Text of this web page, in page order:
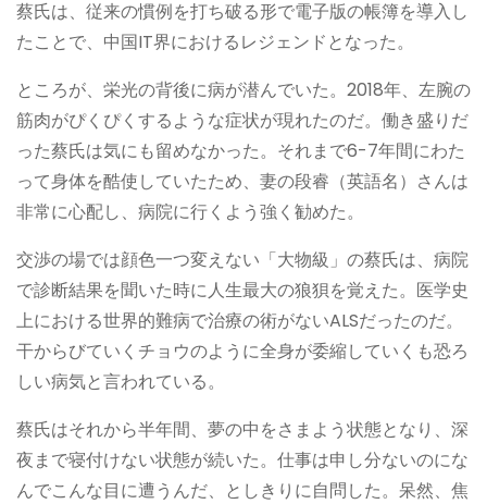
蔡氏は、従来の慣例を打ち破る形で電子版の帳簿を導入し
たことで、中国IT界におけるレジェンドとなった。
ところが、栄光の背後に病が潜んでいた。2018年、左腕の
筋肉がぴくぴくするような症状が現れたのだ。働き盛りだ
った蔡氏は気にも留めなかった。それまで6-7年間にわた
って身体を酷使していたため、妻の段睿（英語名）さんは
非常に心配し、病院に行くよう強く勧めた。
交渉の場では顔色一つ変えない「大物級」の蔡氏は、病院
で診断結果を聞いた時に人生最大の狼狽を覚えた。医学史
上における世界的難病で治療の術がないALSだったのだ。
干からびていくチョウのように全身が委縮していくも恐ろ
しい病気と言われている。
蔡氏はそれから半年間、夢の中をさまよう状態となり、深
夜まで寝付けない状態が続いた。仕事は申し分ないのにな
んでこんな目に遭うんだ、としきりに自問した。呆然、焦